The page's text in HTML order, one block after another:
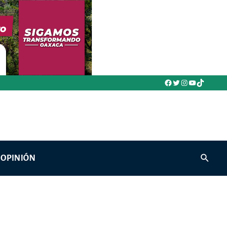
Facebook
Twitter
Instagram
YouTube
TikTok
OPINIÓN Buscar